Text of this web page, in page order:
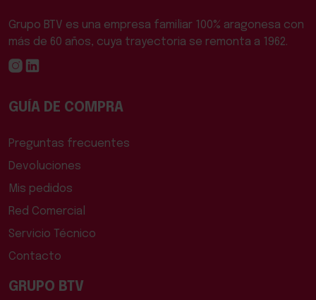
Grupo BTV es una empresa familiar 100% aragonesa con
más de 60 años, cuya trayectoria se remonta a 1962.
GUÍA DE COMPRA
Preguntas frecuentes
Devoluciones
Mis pedidos
Red Comercial
Servicio Técnico
Contacto
GRUPO BTV